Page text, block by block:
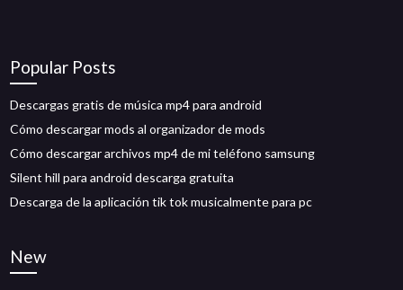
Popular Posts
Descargas gratis de música mp4 para android
Cómo descargar mods al organizador de mods
Cómo descargar archivos mp4 de mi teléfono samsung
Silent hill para android descarga gratuita
Descarga de la aplicación tik tok musicalmente para pc
New